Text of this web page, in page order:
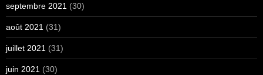
septembre 2021 (30)
août 2021 (31)
juillet 2021 (31)
juin 2021 (30)